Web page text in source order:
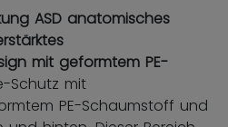
ASD anatomisches
mit geformtem PE-
Schutz mit
PE-Schaumstoff und